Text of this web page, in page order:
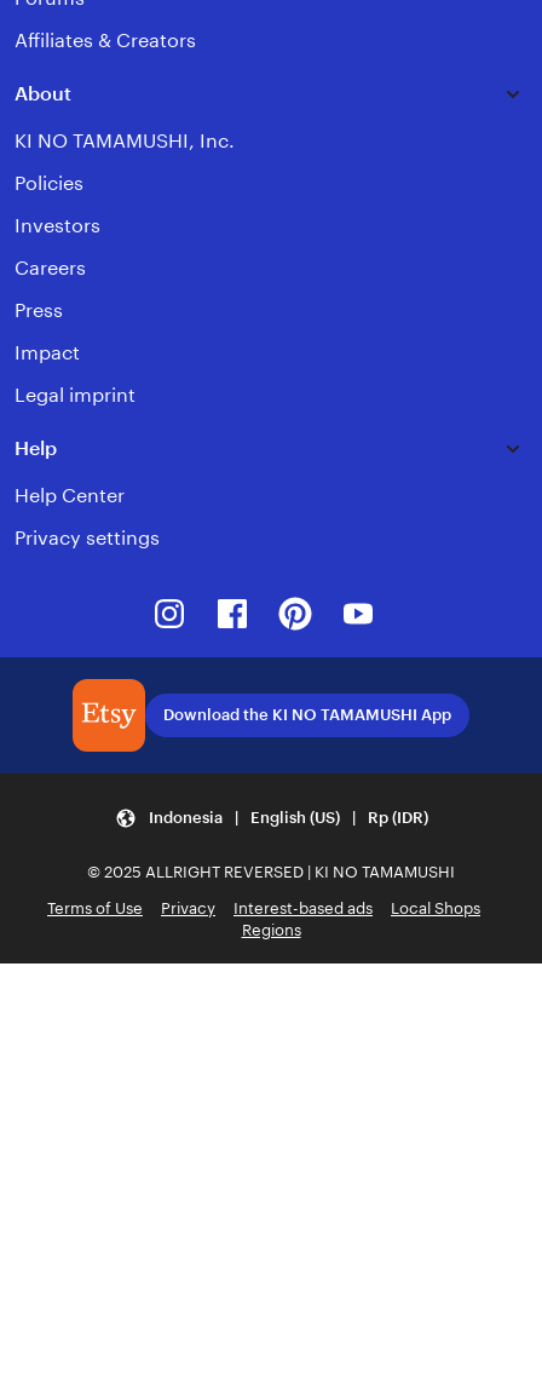
Affiliates & Creators
About
KI NO TAMAMUSHI, Inc.
Policies
Investors
Careers
Press
Impact
Legal imprint
Help
Help Center
Privacy settings
InstagramFacebookPinterest
Download the KI NO TAMAMUSHI App
Indonesia | English (US) | Rp (IDR)
© 2025 ALLRIGHT REVERSED | KI NO TAMAMUSHI
Terms of Use
Privacy Interest-based ads
Local Shops
Regions